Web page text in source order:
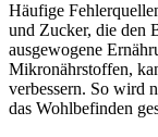
Häufige
und Zucker, die den
ausgewogene
Mikronährstoffen,
verbessern. So wird
das Wohlbefinden